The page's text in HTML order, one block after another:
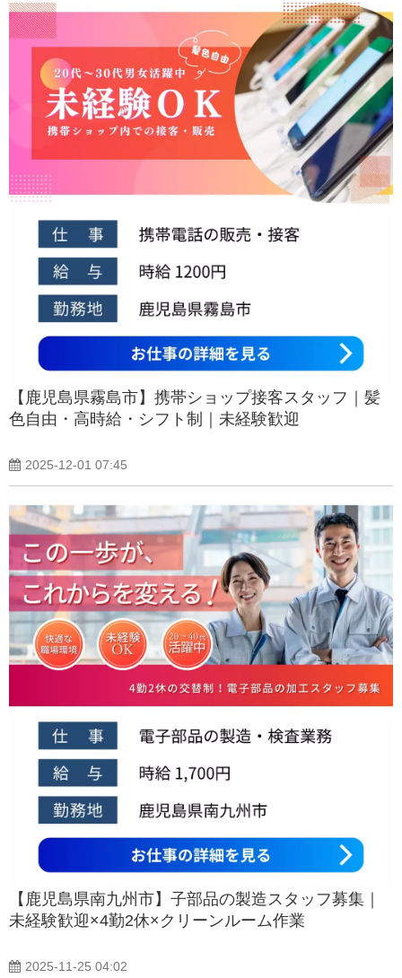
【鹿児島県霧島市】携帯ショップ接客スタッフ｜髪
色自由・高時給・シフト制｜未経験歓迎
2025-12-01 07:45
【鹿児島県南九州市】子部品の製造スタッフ募集｜
未経験歓迎×4勤2休×クリーンルーム作業
2025-11-25 04:02